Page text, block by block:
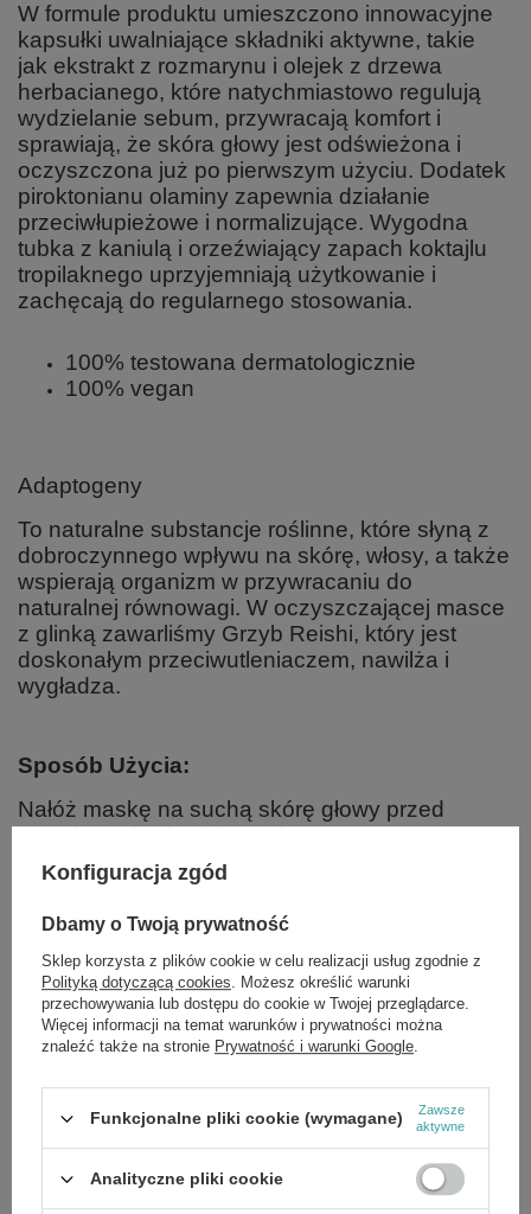
W formule produktu umieszczono innowacyjne
kapsułki uwalniające składniki aktywne, takie
jak ekstrakt z rozmarynu i olejek z drzewa
herbacianego, które natychmiastowo regulują
wydzielanie sebum, przywracają komfort i
sprawiają, że skóra głowy jest odświeżona i
oczyszczona już po pierwszym użyciu. Dodatek
piroktonianu olaminy zapewnia działanie
przeciwłupieżowe i normalizujące. Wygodna
tubka z kaniulą i orzeźwiający zapach koktajlu
tropilaknego uprzyjemniają użytkowanie i
zachęcają do regularnego stosowania.
100% testowana dermatologicznie
100% vegan
Adaptogeny
To naturalne substancje roślinne, które słyną z
dobroczynnego wpływu na skórę, włosy, a także
wspierają organizm w przywracaniu do
naturalnej równowagi. W oczyszczającej masce
z glinką zawarliśmy Grzyb Reishi, który jest
doskonałym przeciwutleniaczem, nawilża i
wygładza.
Sposób Użycia:
Nałóż maskę na suchą skórę głowy przed
umyciem włosów lub po pierwszym umyciu
włosów na wilgotną skórę głowy.
Pozostaw na ok. 10 minut . S
szamponem.W
razie potrzeby powtórz
czynność. S
tosuj 1–2 razy w tygodniu lub
według potrzeb.
Składniki:
Ganoderma Lucidum Extract, Cucurbita Pepo Seed Extract,
Rosmarinus Officinalis Leaf Extract, Propanediol, Cetyl Palmitate,
Helianthus Annuus Seed Oil, Tocopheryl Acetate, Melaleuca Alternifolia
Leaf Oil, Sorbitan Stearate, Glycerin, Illite, Kaolin, Montmorillonite,
Piroctone Olamine, Undecane, Tridecane, Tocopherol, Lauryl Glucoside,
Konfiguracja zgód
Dbamy o Twoją prywatność
Sklep korzysta z plików cookie w celu realizacji usług zgodnie z
Polityką dotyczącą cookies. Możesz określić warunki
przechowywania lub dostępu do cookie w Twojej przeglądarce.
Więcej informacji na temat warunków i prywatności można
znaleźć także na stronie Prywatność i warunki Google.
Funkcjonalne pliki cookie (wymagane)
Zawsze
aktywne
Analityczne pliki cookie